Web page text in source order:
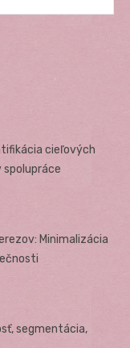
cieľových
Minimalizácia
segmentácia,